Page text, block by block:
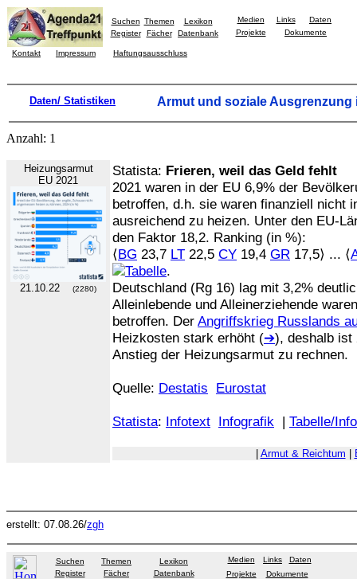
Suchen Themen
Lexikon
Register
Fächer Datenbank
Medien Links
Daten
Projekte
Dokumente
Kontakt Impressum Haftungsausschluss
Daten/ Statistiken Armut und soziale Ausgrenzung
Anzahl: 1
Heizungsarmut
EU 2021
21.10.22 (2280)
Statista: Frieren, weil das Geld fehlt
2021 waren in der EU 6,9% der
betroffen, d.h. sie waren finanziell nicht
ausreichend zu heizen. Unter den EU-
den Faktor 18,2. Ranking (in %):
⟨BG 23,7 LT 22,5 CY 19,4 GR 17,5⟩ ... ⟨
.
Deutschland (Rg 16) lag mit 3,2%
Alleinlebende und Alleinerziehende
betroffen. Der Angriffskrieg Russlands
Heizkosten stark erhöht (➔), deshalb ist
Anstieg der Heizungsarmut zu rechnen.
Quelle: Destatis Eurostat
Statista: Infotext Infografik | Tabelle/
Armut & Reichtum
erstellt: 07.08.26/zgh
Suchen Themen
Lexikon
Register
Fächer Datenbank
Medien Links
Daten
Projekte
Dokumente